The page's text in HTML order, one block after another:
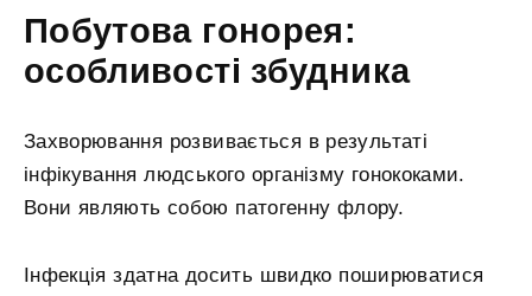
Побутова гонорея:
особливості збудника
Захворювання розвивається в результаті
інфікування людського організму гонококами.
Вони являють собою патогенну флору.
Інфекція здатна досить швидко поширюватися